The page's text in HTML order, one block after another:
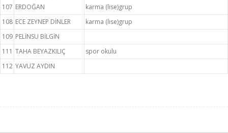
107 ERDOĞAN
karma (lise)grup
108 ECE ZEYNEP DİNLER
karma (lise)grup
109 PELİNSU BİLGİN
111 TAHA BEYAZKILIÇ
spor okulu
112 YAVUZ AYDIN